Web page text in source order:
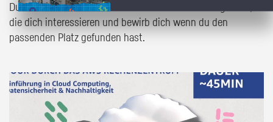
Du bist fast da! Klick dich durch die Praktikumsangebote,
die dich interessieren und bewirb dich wenn du den
passenden Platz gefunden hast.